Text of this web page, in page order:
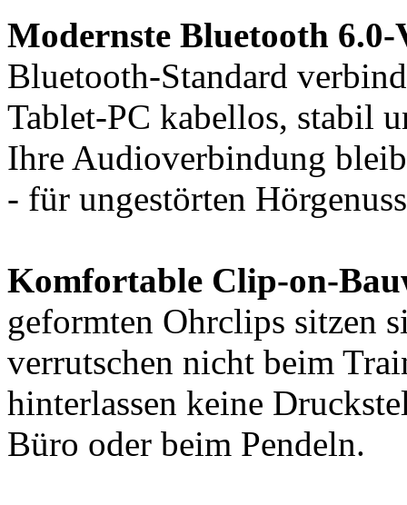
Modernste Bluetooth
Bluetooth-Standard
Tablet-PC kabellos, stabil
Ihre Audioverbindung
- für ungestörten
Komfortable Clip-on-
geformten Ohrclips sitzen
verrutschen nicht beim
hinterlassen keine
Büro oder beim Pendeln.